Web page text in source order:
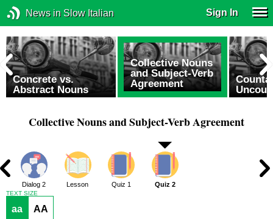
News in Slow Italian Sign In
Concrete vs.
Abstract Nouns
Collective Nouns
and Subject-Verb
Agreement
Collective Nouns and Subject-Verb Agreement
Dialog 2 Lesson Quiz 1 Quiz 2
TEXT SIZE
aa AA